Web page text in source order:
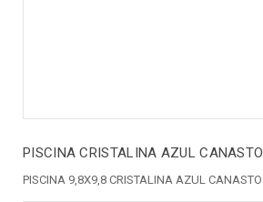
PISCINA CRISTALINA AZUL CANASTO
PISCINA 9,8X9,8 CRISTALINA AZUL CANASTO